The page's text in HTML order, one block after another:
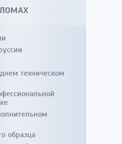
техническом
образца